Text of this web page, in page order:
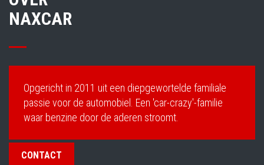
NAXCAR
Opgericht in 2011 uit een diepgewortelde familiale
passie voor de automobiel. Een 'car-crazy'-familie
waar benzine door de aderen stroomt.
CONTACT